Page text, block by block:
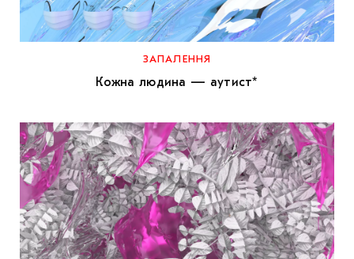
ЗАПАЛЕННЯ
Кожна людина — аутист*